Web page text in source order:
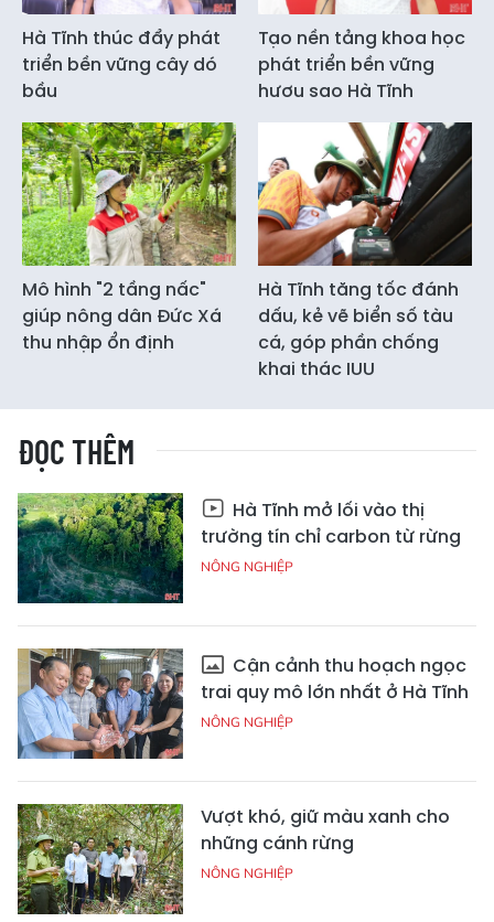
Hà Tĩnh thúc đẩy phát
triển bền vững cây dó
bầu
Tạo nền tảng khoa học
phát triển bền vững
hươu sao Hà Tĩnh
Mô hình "2 tầng nấc"
giúp nông dân Đức Xá
thu nhập ổn định
Hà Tĩnh tăng tốc đánh
dấu, kẻ vẽ biển số tàu
cá, góp phần chống
khai thác IUU
ĐỌC THÊM
Hà Tĩnh mở lối vào thị
trường tín chỉ carbon từ rừng
NÔNG NGHIỆP
Cận cảnh thu hoạch ngọc
trai quy mô lớn nhất ở Hà Tĩnh
NÔNG NGHIỆP
Vượt khó, giữ màu xanh cho
những cánh rừng
NÔNG NGHIỆP